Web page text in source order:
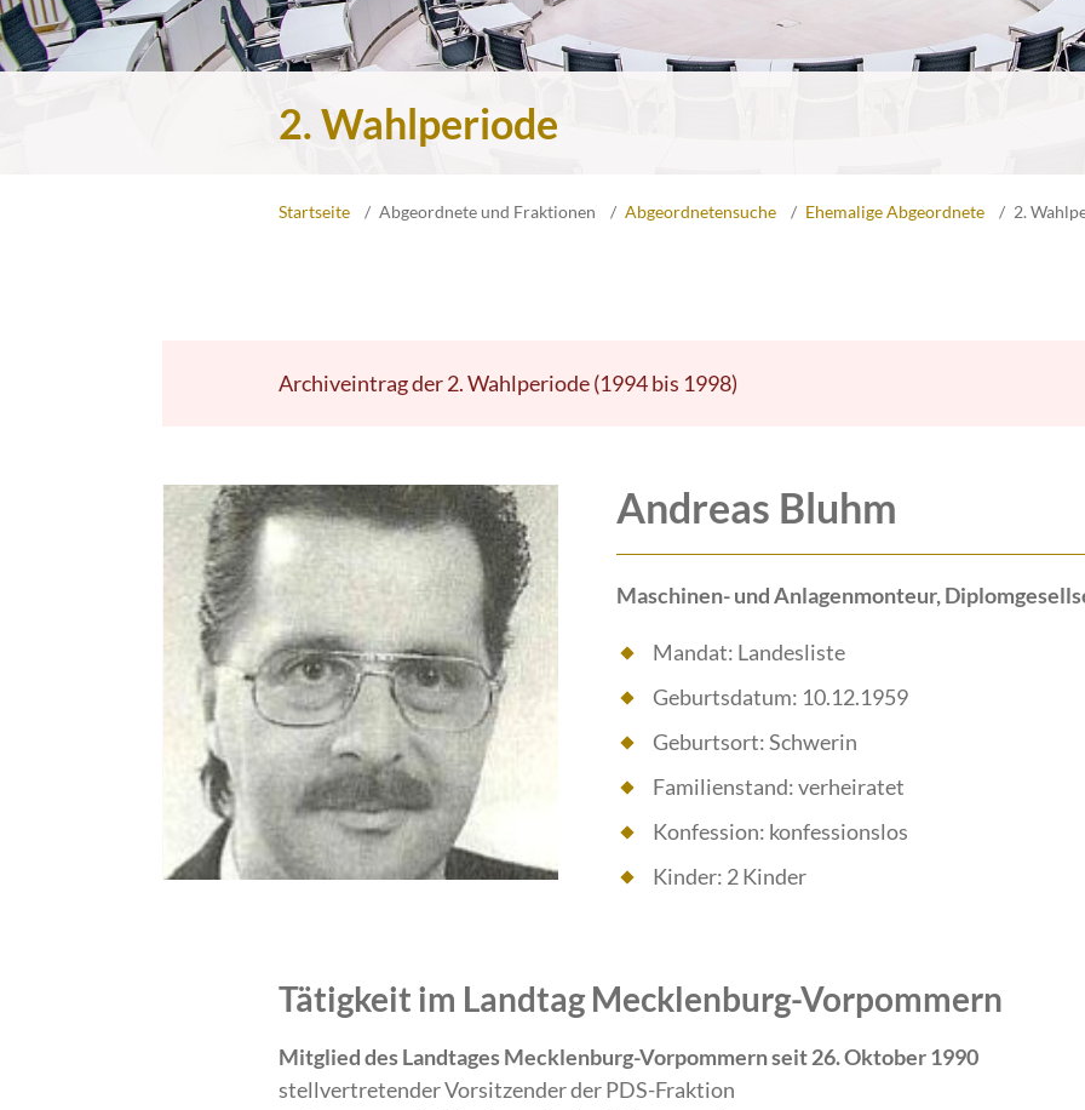
2. Wahlperiode
Startseite Abgeordnete und Fraktionen Abgeordnetensuche Ehemalige Abgeordnete 2.
Archiveintrag der 2. Wahlperiode (1994 bis 1998)
Andreas Bluhm
Maschinen- und Anlagenmonteur,
Mandat: Landesliste
Geburtsdatum: 10.12.1959
Geburtsort: Schwerin
Familienstand: verheiratet
Konfession: konfessionslos
Kinder: 2 Kinder
Tätigkeit im Landtag Mecklenburg-Vorpommern
Mitglied des Landtages Mecklenburg-Vorpommern seit 26. Oktober 1990
stellvertretender Vorsitzender der PDS-Fraktion